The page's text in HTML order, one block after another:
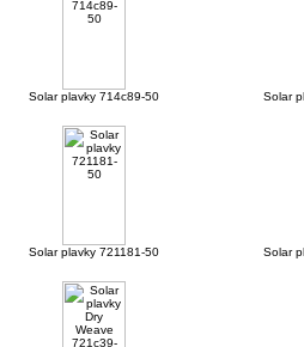
Solar plavky 714c89-50 Solar
Solar plavky 721181-50 Solar